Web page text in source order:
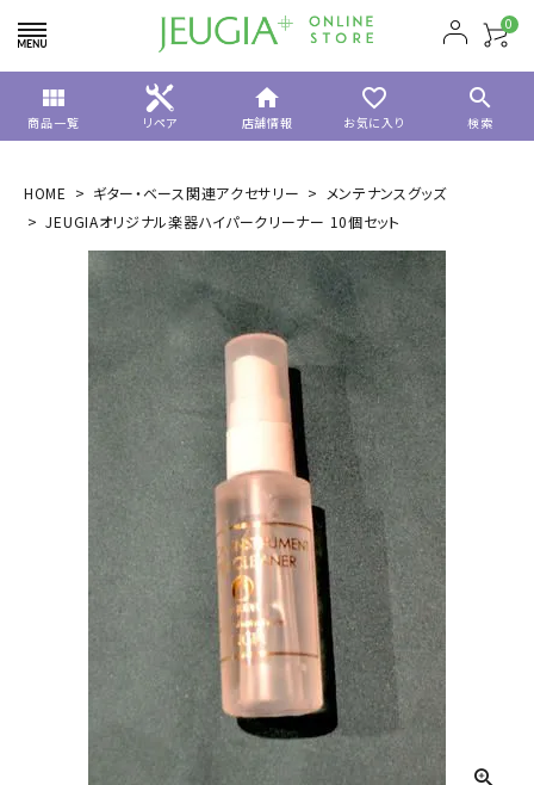
0
view_module
商品一覧 リペア
home
店舗情報
favorite_border
お気に入り
search
検索
HOME ギター・ベース関連アクセサリー
メンテナンスグッズ
JEUGIAオリジナル楽器ハイパークリーナー 10個セット